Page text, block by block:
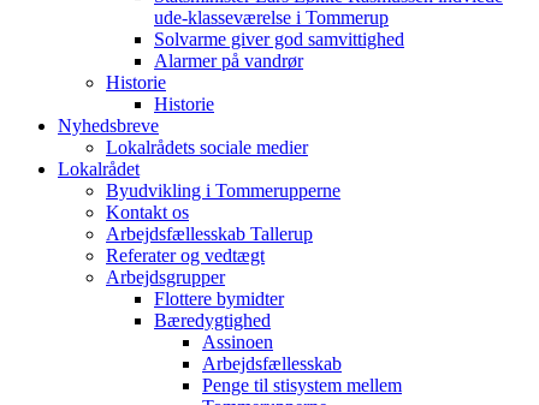
ude-klasseværelse i Tommerup
Solvarme giver god samvittighed
Alarmer på vandrør
Historie
Historie
Nyhedsbreve
Lokalrådets sociale medier
Lokalrådet
Byudvikling i Tommerupperne
Kontakt os
Arbejdsfællesskab Tallerup
Referater og vedtægt
Arbejdsgrupper
Flottere bymidter
Bæredygtighed
Assinoen
Arbejdsfællesskab
Penge til stisystem mellem